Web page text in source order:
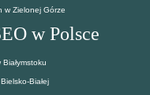
w Zielonej Górze
w Polsce
Białej